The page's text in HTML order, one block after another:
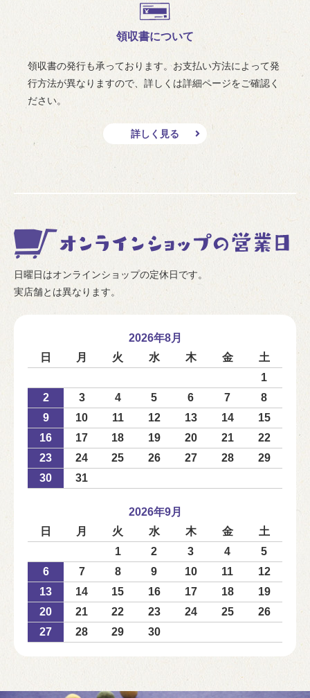
領収書について
領収書の発行も承っております。お支払い方法によって発
行方法が異なりますので、詳しくは詳細ページをご確認く
ださい。
詳しく見る
日曜日はオンラインショップの定休日です。
実店舗とは異なります。
2026年8月
日
月 火 水 木 金
土
1
2
3 4 5 6 7
8
9
10 11 12 13 14
15
16
17 18 19 20 21
22
23
24 25 26 27 28
29
30
31
2026年9月
日
月 火 水 木 金
土
1
2 3 4
5
6
7 8 9 10 11
12
13
14 15 16 17 18
19
20
21 22 23 24 25
26
27
28 29 30